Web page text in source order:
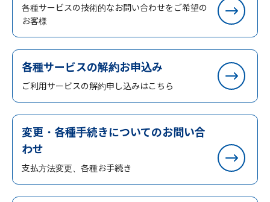
各種サービスの技術的なお問い合わせをご希望の
お客様
各種サービスの解約お申込み
ご利用サービスの解約申し込みはこちら
変更・各種手続きについてのお問い合
わせ
支払方法変更、各種お手続き